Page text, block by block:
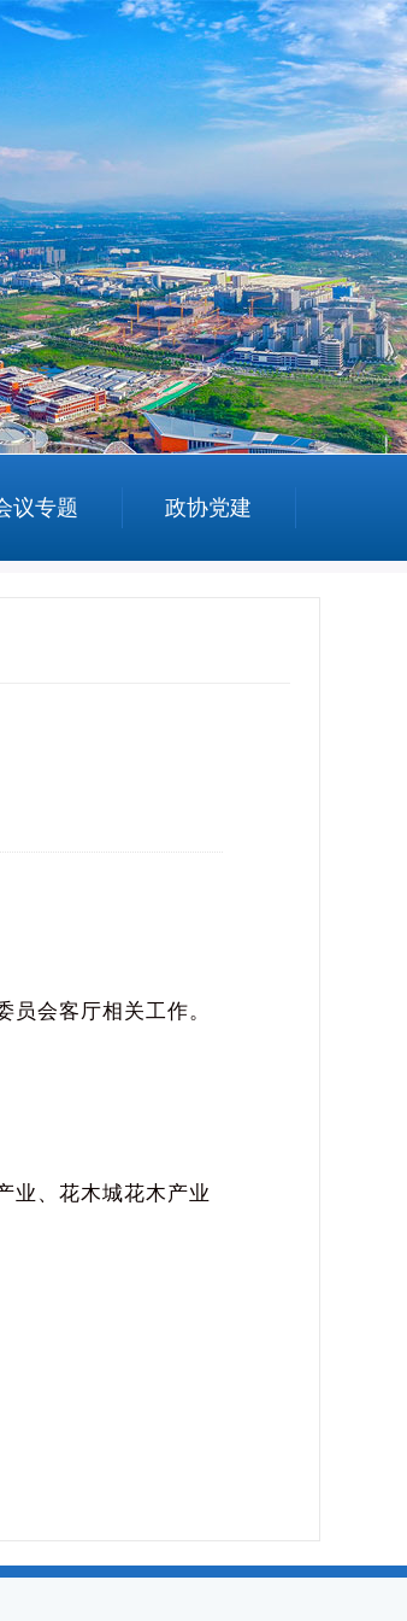
议专题 政协党建
会客厅相关工作。
、花木城花木产业